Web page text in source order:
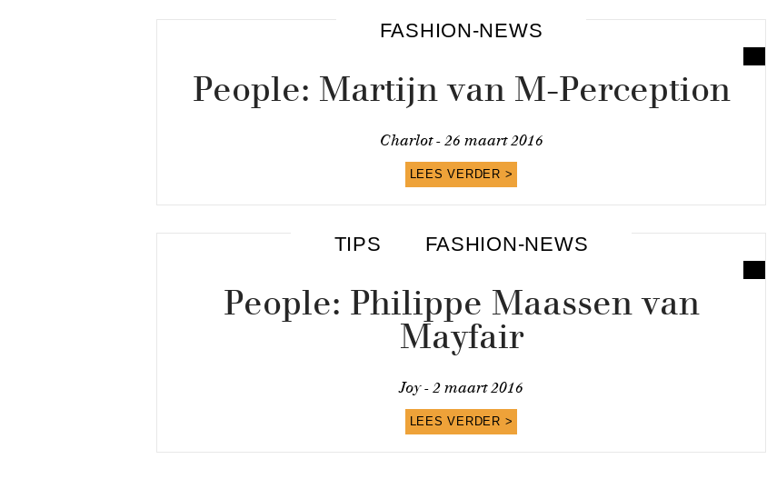
FASHION-NEWS
People: Martijn van M-Perception
Charlot - 26 maart 2016
LEES VERDER >
TIPS FASHION-NEWS
People: Philippe Maassen van
Mayfair
Joy - 2 maart 2016
LEES VERDER >